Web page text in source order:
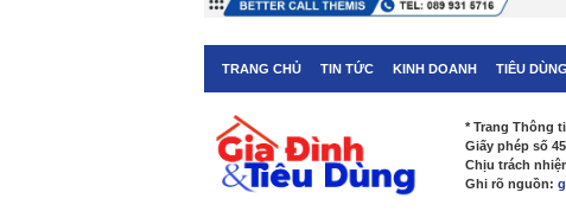
TRANG CHỦ TIN TỨC KINH DOANH TIÊU DÙNG
* Trang Thông
Giấy phép số
Chịu trách
Ghi rõ nguồn: